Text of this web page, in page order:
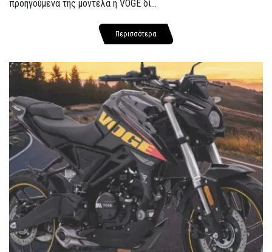
προηγούμενα της μοντέλα η VOGE δί...
Περισσότερα